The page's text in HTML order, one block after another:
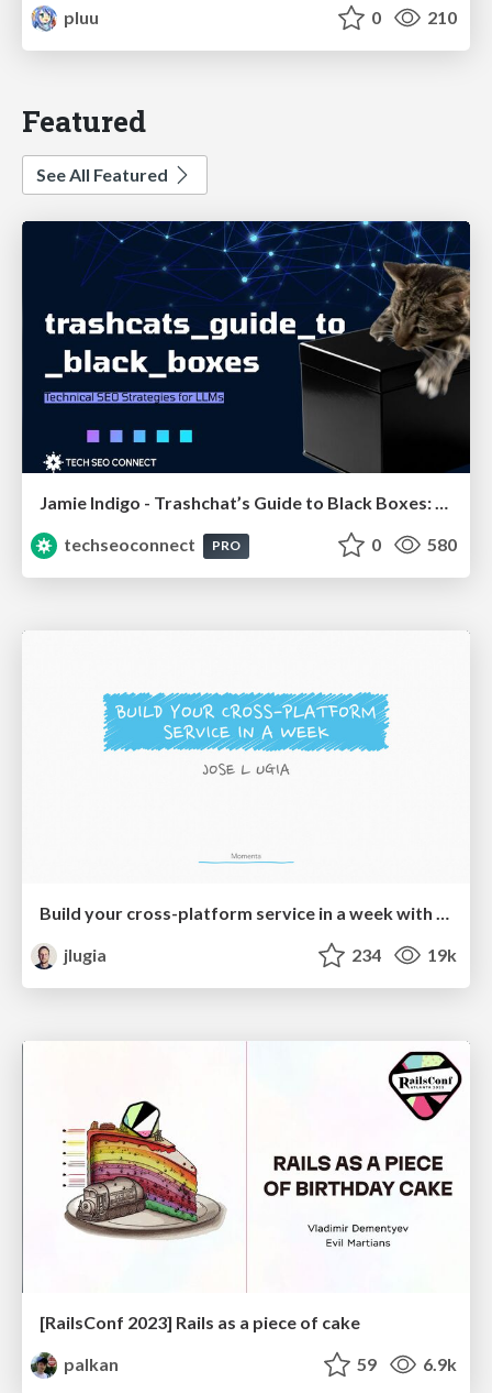
pluu
0 210
Featured
See All Featured
Jamie Indigo - Trashchat’s Guide to Black Boxes: Technical SEO Tactics for LLMs
techseoconnect
PRO 0 580
Build your cross-platform service in a week with App Engine
jlugia
234 19k
[RailsConf 2023] Rails as a piece of cake
palkan
59 6.9k